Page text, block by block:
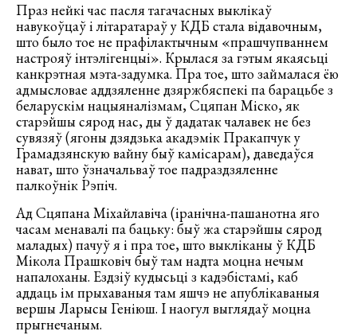
Праз нейкі час пасля тагачасных выклікаў
навукоўцаў і літаратараў у КДБ стала відавочным,
што было тое не прафілактычным «прашчупваннем
настрояў інтэлігенцыі». Крылася за гэтым якаясьці
канкрэтная мэта-задумка. Пра тое, што займалася ёю
адмысловае аддзяленне дзяржбяспекі па барацьбе з
беларускім нацыяналізмам, Сцяпан Міско, як
старэйшы сярод нас, ды ў дадатак чалавек не без
сувязяў (ягоны дзядзька акадэмік Пракапчук у
Грамадзянскую вайну быў камісарам), даведаўся
нават, што ўзначальваў тое падраздзяленне
палкоўнік Рэпіч.
Ад Сцяпана Міхайлавіча (іранічна-пашанотна яго
часам менавалі па бацьку: быў жа старэйшы сярод
маладых) пачуў я і пра тое, што выкліканы ў КДБ
Мікола Прашковіч быў там надта моцна нечым
напалоханы. Ездзіў кудысьці з кадэбістамі, каб
аддаць ім прыхаваныя там яшчэ не апублікаваныя
вершы Ларысы Геніюш. І наогул выглядаў моцна
прыгнечаным.